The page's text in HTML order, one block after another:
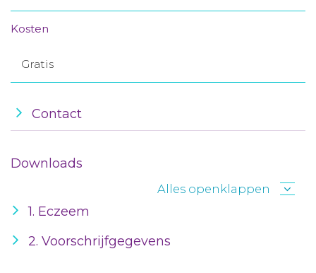
Kosten
Gratis
Contact
Downloads
Alles openklappen
1. Eczeem
2. Voorschrijfgegevens